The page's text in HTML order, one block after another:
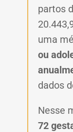
partos
uma
ou
dados
Nesse
72